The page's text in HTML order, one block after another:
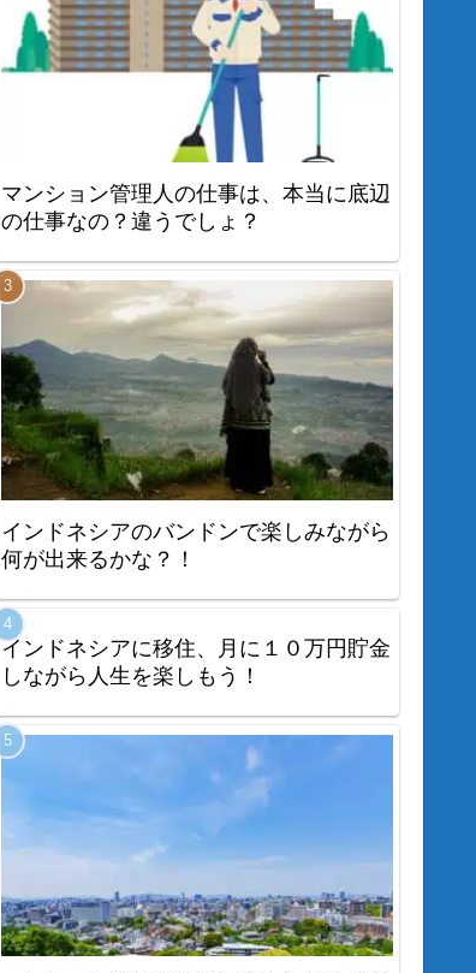
マンション管理人の仕事は、本当に底辺
の仕事なの？違うでしょ？
インドネシアのバンドンで楽しみながら
何が出来るかな？！
インドネシアに移住、月に１０万円貯金
しながら人生を楽しもう！